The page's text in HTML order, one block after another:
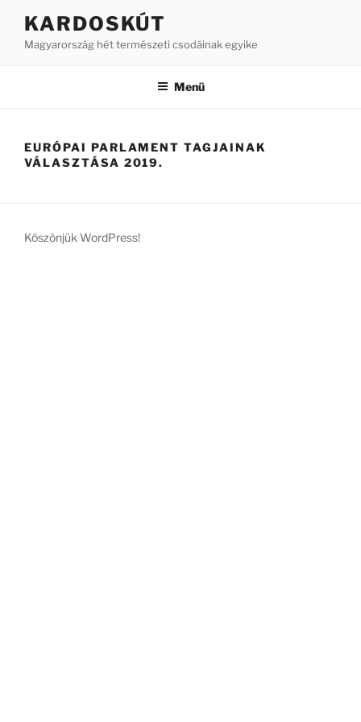
KARDOSKÚT
Magyarország hét természeti csodáinak egyike
Menü
EURÓPAI PARLAMENT TAGJAINAK
VÁLASZTÁSA 2019.
Köszönjük WordPress!